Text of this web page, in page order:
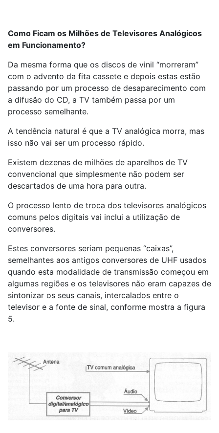
Como Ficam os Milhões de Televisores Analógicos
em Funcionamento?
Da mesma forma que os discos de vinil “morreram”
com o advento da fita cassete e depois estas estão
passando por um processo de desaparecimento com
a difusão do CD, a TV também passa por um
processo semelhante.
A tendência natural é que a TV analógica morra, mas
isso não vai ser um processo rápido.
Existem dezenas de milhões de aparelhos de TV
convencional que simplesmente não podem ser
descartados de uma hora para outra.
O processo lento de troca dos televisores analógicos
comuns pelos digitais vai inclui a utilização de
conversores.
Estes conversores seriam pequenas “caixas”,
semelhantes aos antigos conversores de UHF usados
quando esta modalidade de transmissão começou em
algumas regiões e os televisores não eram capazes de
sintonizar os seus canais, intercalados entre o
televisor e a fonte de sinal, conforme mostra a figura
5.